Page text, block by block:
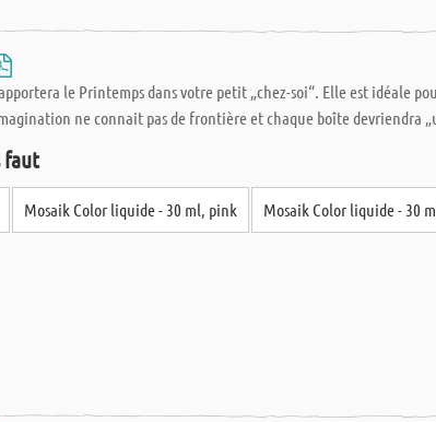
le Printemps dans votre petit „chez-soi“. Elle est idéale
ne connait pas de frontière et chaque boîte devriendra
faut
Mosaik Color liquide - 30 ml, pink Mosaik Color liquide - 30